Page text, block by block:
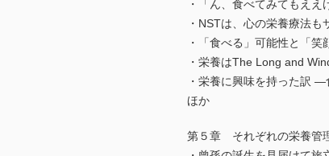
・「ん、食べてみてもええ
・NSTは、心の栄養療法も
・「食べる」可能性と「
・栄養はThe Long and
・栄養に興味を持った訳
ほか
第５章 それぞれの栄養管